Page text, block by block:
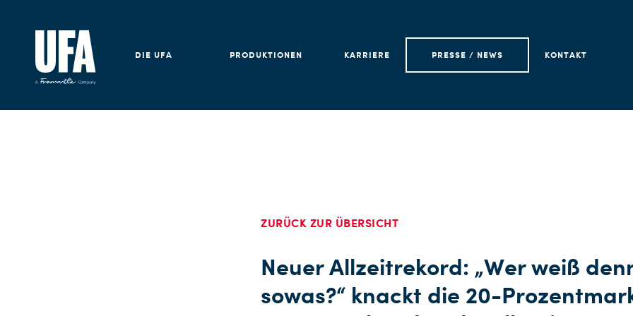
DIE UFA PRODUKTIONEN KARRIERE PRESSE / NEWS KONTAKT
ZURÜCK ZUR ÜBERSICHT
Neuer Allzeitrekord: „Wer weiß
sowas?“ knackt die 20-